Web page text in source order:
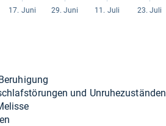
und Unru­he­zu­stän­den